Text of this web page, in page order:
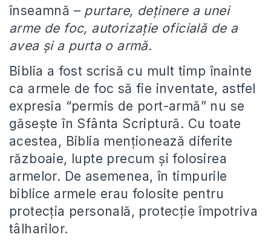
înseamnă – purtare, deținere a unei
arme de foc, autorizație oficială de a
avea și a purta o armă.
Biblia a fost scrisă cu mult timp înainte
ca armele de foc să fie inventate, astfel
expresia “permis de port-armă” nu se
găsește în Sfânta Scriptură. Cu toate
acestea, Biblia menționează diferite
războaie, lupte precum și folosirea
armelor. De asemenea, în timpurile
biblice armele erau folosite pentru
protecția personală, protecție împotriva
tâlharilor.